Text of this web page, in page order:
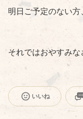
明日ご予定のない
それではおやすみな
いいね